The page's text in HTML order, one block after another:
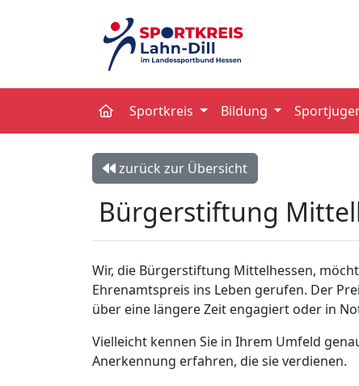
Sportkreis Bildung
zurück zur Übersicht
Bürgerstiftung
Wir, die Bürgerstiftung Mittelhessen,
Ehrenamtspreis ins Leben gerufen. Der
über eine längere Zeit engagiert oder in
Vielleicht kennen Sie in Ihrem Umfeld
Anerkennung erfahren, die sie verdienen.